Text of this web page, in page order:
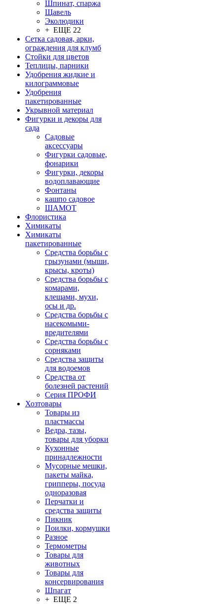
Шпинат, спаржа
Щавель
Эколюдики
+ ЕЩЕ 22
Сетка садовая, арки,
ограждения для клумб
Стойки для цветов
Теплицы, парники
Удобрения жидкие и
килограммовые
Удобрения
пакетированные
Укрывной материал
Фигурки и декоры для
сада
Садовые
аксессуары
Фигурки садовые,
фонарики
Фигурки, декоры
водоплавающие
Фонтаны
кашпо садовое
ШАМОТ
Флористика
Химикаты
Химикаты
пакетированные
Средства борьбы с
грызунами (мыши,
крысы, кроты)
Средства борьбы с
комарами,
клещами, мухи,
осы и др.
Средства борьбы с
насекомыми-
вредителями
Средства борьбы с
сорняками
Средства защиты
для водоемов
Средства от
болезней растений
Серия ПРОФИ
Хозтовары
Товары из
пластмассы
Ведра, тазы,
товары для уборки
Кухонные
принадлежности
Мусорные мешки,
пакеты майка,
грипперы, посуда
одноразовая
Перчатки и
средства защиты
Пикник
Поилки, кормушки
Разное
Термометры
Товары для
животных
Товары для
консервирования
Шпагат
+ ЕЩЕ 2